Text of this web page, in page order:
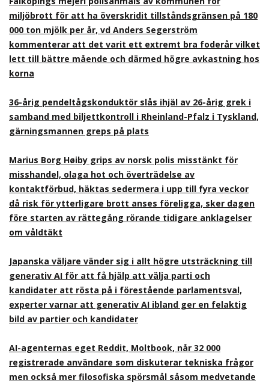
miljöbrott för att ha överskridit tillståndsgränsen på 180
000 ton mjölk per år, vd Anders Segerström
kommenterar att det varit ett extremt bra foderår vilket
lett till bättre mående och därmed högre avkastning hos
korna
36-årig pendeltågskonduktör slås ihjäl av 26-årig grek i
samband med biljettkontroll i Rheinland-Pfalz i Tyskland,
gärningsmannen greps på plats
Marius Borg Høiby grips av norsk polis misstänkt för
misshandel, olaga hot och överträdelse av
kontaktförbud, häktas sedermera i upp till fyra veckor
då risk för ytterligare brott anses föreligga, sker dagen
före starten av rättegång rörande tidigare anklagelser
om våldtäkt
Japanska väljare vänder sig i allt högre utsträckning till
generativ AI för att få hjälp att välja parti och
kandidater att rösta på i förestående parlamentsval,
experter varnar att generativ AI ibland ger en felaktig
bild av partier och kandidater
AI-agenternas eget Reddit, Moltbook, når 32 000
registrerade användare som diskuterar tekniska frågor
men också mer filosofiska spörsmål såsom medvetande